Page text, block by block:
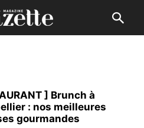
] Brunch à
: nos meilleures
gourmandes